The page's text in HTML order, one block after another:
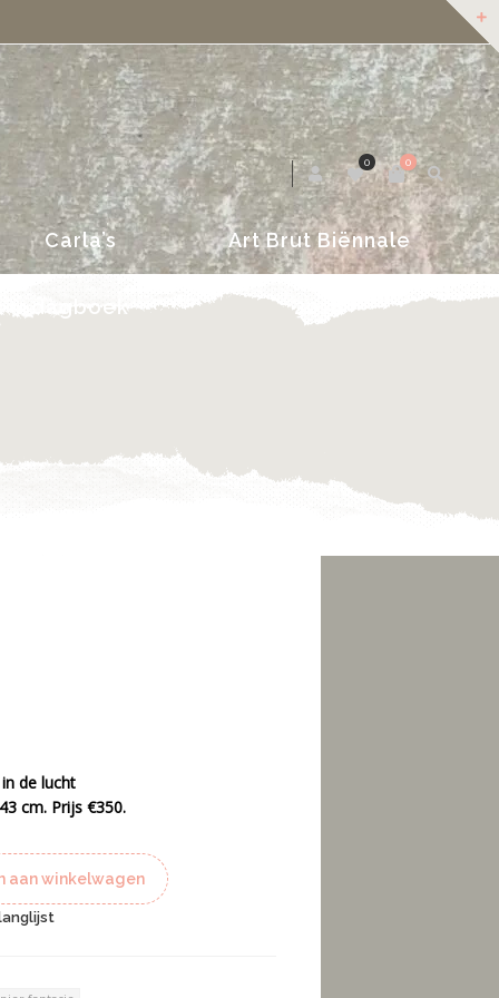
0
0
Carla’s
dagboek
Art Brut Biënnale
2018
de lucht
cm. Prijs €350.
aan winkelwagen